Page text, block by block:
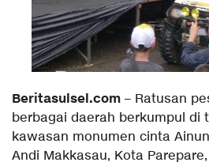
Beritasulsel.com – Ratusan
berbagai daerah berkumpul di
kawasan monumen cinta
Andi Makkasau, Kota